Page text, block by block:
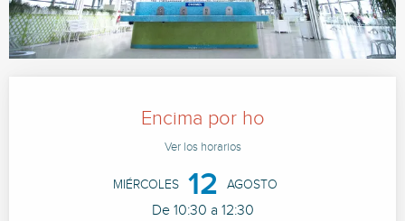
Encima por ho
Ver los horarios
MIÉRCOLES 12 AGOSTO
De 10:30 a 12:30